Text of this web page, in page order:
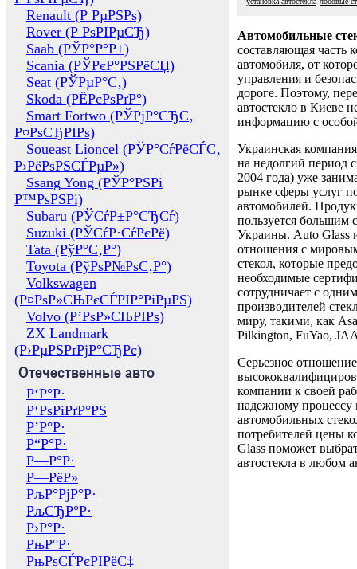
Renault (Р РµРЅРѕ)
Rover (Р РѕРІРµСЂ)
Saab (РЎР°Р°Р±)
Scania (РЎРєР°РЅРёСЏ)
Seat (РЎРµР°С‚)
Skoda (РЁРєРѕРґР°)
Smart Fortwo (РЎРјР°СЂС‚
Р¤РѕСЂРІРѕ)
Soueast Lioncel (РЎР°СѓРёСЃС‚
Р›РёРѕРЅСЃРµР»)
Ssang Yong (РЎР°РЅРі
Р™РѕРЅРі)
Subaru (РЎСѓР±Р°СЂСѓ)
Suzuki (РЎСѓР·СѓРєРё)
Tata (РўР°С‚Р°)
Toyota (РўРѕР№РѕС‚Р°)
Volkswagen
(Р¤РѕР»СЊРєСЃРІР°РіРµРЅ)
Volvo (Р’РѕР»СЊРІРѕ)
ZX Landmark
(Р›РµРЅРґРјР°СЂРє)
Отечественные авто
Р‘Р°Р·
Р‘РѕРіРґР°РЅ
Р’Р°Р·
Р“Р°Р·
Р—Р°Р·
Р—РёР»
РљР°РјР°Р·
РљСЂР°Р·
Р›Р°Р·
РњР°Р·
РњРѕСЃРєРІРёС‡
Автомобильные
составляющая часть
автомобиля, от
управления и
дороге. Поэтому,
автостекло в Киеве
информацию с
Украинская
на недолгий период
2004 года) уже
рынке сферы услуг
автомобилей.
пользуется большим
Украины. Auto Glass
отношения с
стекол, которые
необходимые
сотрудничает с
производителей
миру, такими, как
Pilkington, FuYao,
Серьезное отношение
компании к своей
надежному процессу
автомобильных
потребителей цены
Glass поможет
автостекла в любом